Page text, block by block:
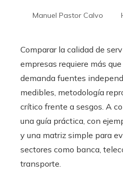
Manuel Pastor Calvo
Comparar la calidad de
empresas requiere más
demanda fuentes
medibles, metodología
crítico frente a sesgos. A
una guía práctica, con
y una matriz simple para
sectores como banca,
transporte.